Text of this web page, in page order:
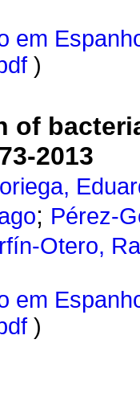
em
)
of
2013
; Pérez-
Otero,
em
)